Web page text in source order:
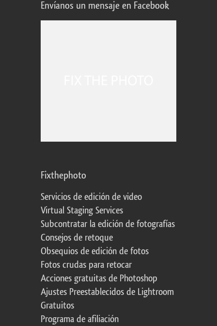
Envíanos un mensaje en Facebook
Fixthephoto
Servicios de edición de video
Virtual Staging Services
Subcontratar la edición de fotografías
Consejos de retoque
Obsequios de edición de fotos
Fotos crudas para retocar
Acciones gratuitas de Photoshop
Ajustes Preestablecidos de Lightroom
Gratuitos
Programa de afiliación